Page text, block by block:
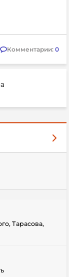
Комментарии: 0
Тарасова,